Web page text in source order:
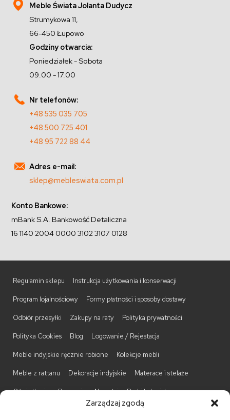
Zarządzaj zgodą
Meble Świata Jolanta Dudycz
Strumykowa 11,
66-450 Łupowo
Godziny otwarcia:
Poniedziałek - Sobota
09.00 - 17.00
Nr telefonów:
+48 535 035 705
+48 500 725 401
+48 95 722 88 44
Adres e-mail:
sklep@mebleswiata.com.pl
Konto Bankowe:
mBank S.A. Bankowość Detaliczna
16 1140 2004 0000 3102 3107 0128
Regulamin sklepu Instrukcja użytkowania i konserwacji
Program lojalnościowy Formy płatności i sposoby dostawy
Odbiór przesyłki Zakupy na raty Polityka prywatności
Polityka Cookies Blog Logowanie / Rejestacja
Meble indyjskie ręcznie robione Kolekcje mebli
Meble z rattanu Dekoracje indyjskie Materace i stelaże
Oświetlenie Promocje Nowości Barki kolonialne
Komody kolonialne Krzesła kolonialne